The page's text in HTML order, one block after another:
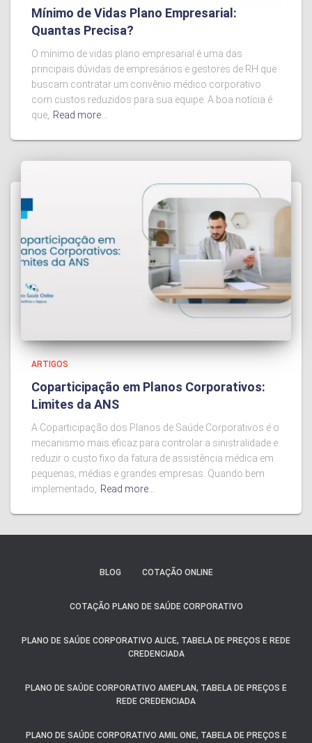
Mínimo de Vidas Plano Empresarial:
Quantas Precisa?
O mínimo de vidas plano empresarial é uma das
principais dúvidas de empresários e gestores de RH que
buscam contratar um convênio médico corporativo
com custos reduzidos para sua equipe. A boa notícia é
que, Read more…
ARTIGOS
Coparticipação em Planos Corporativos:
Limites da ANS
A Coparticipação dos Planos de Saúde Corporativos é o
mecanismo mais eficaz para controlar a sinistralidade e
reduzir o custo fixo da fatura de assistência médica em
pequenas, médias e grandes empresas. Quando bem
implementado, Read more…
BLOG COTAÇÃO ONLINE
COTAÇÃO PLANO DE SAÚDE CORPORATIVO
PLANO DE SAÚDE CORPORATIVO ALICE, TABELA DE PREÇOS E REDE
CREDENCIADA
PLANO DE SAÚDE CORPORATIVO AMEPLAN, TABELA DE PREÇOS E
REDE CREDENCIADA
PLANO DE SAÚDE CORPORATIVO AMIL ONE, TABELA DE PREÇOS E